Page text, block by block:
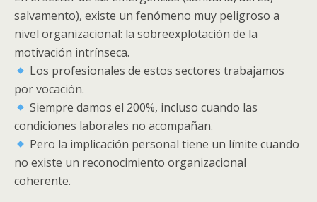
salvamento), existe un fenómeno muy peligroso a
nivel organizacional: la sobreexplotación de la
motivación intrínseca.
Los profesionales de estos sectores trabajamos
por vocación.
Siempre damos el 200%, incluso cuando las
condiciones laborales no acompañan.
Pero la implicación personal tiene un límite cuando
no existe un reconocimiento organizacional
coherente.